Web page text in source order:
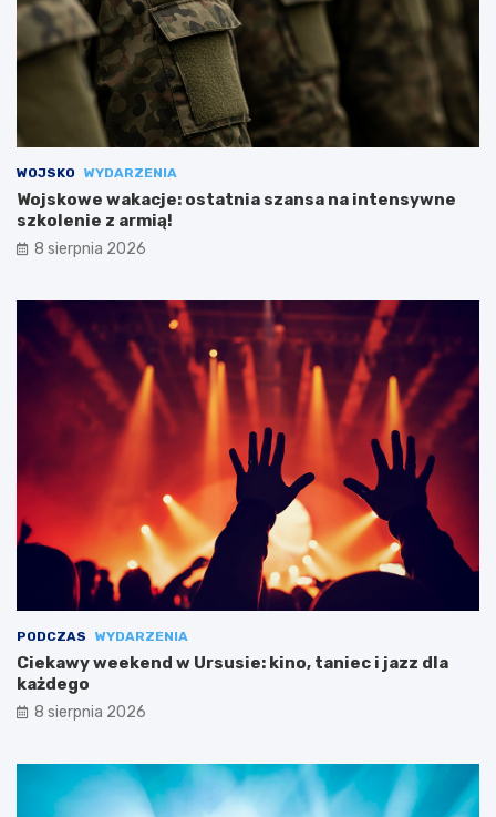
WOJSKO WYDARZENIA
Wojskowe wakacje: ostatnia szansa na intensywne
szkolenie z armią!
8 sierpnia 2026
PODCZAS WYDARZENIA
Ciekawy weekend w Ursusie: kino, taniec i jazz dla
każdego
8 sierpnia 2026